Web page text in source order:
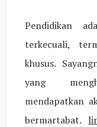
Pendidikan
terkecuali,
khusus.
yang
mendapatkan
bermartabat.